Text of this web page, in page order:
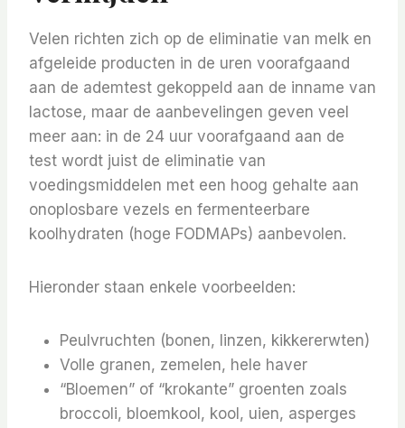
Velen richten zich op de eliminatie van melk en
afgeleide producten in de uren voorafgaand
aan de ademtest gekoppeld aan de inname van
lactose, maar de aanbevelingen geven veel
meer aan: in de 24 uur voorafgaand aan de
test wordt juist de eliminatie van
voedingsmiddelen met een hoog gehalte aan
onoplosbare vezels en fermenteerbare
koolhydraten (hoge FODMAPs) aanbevolen.
Hieronder staan ​​enkele voorbeelden:
Peulvruchten (bonen, linzen, kikkererwten)
Volle granen, zemelen, hele haver
“Bloemen” of “krokante” groenten zoals
broccoli, bloemkool, kool, uien, asperges